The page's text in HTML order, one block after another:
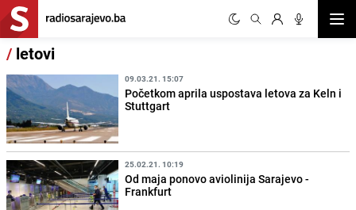
/ letovi
09.03.21. 15:07
Početkom aprila uspostava letova za Keln i
Stuttgart
25.02.21. 10:19
Od maja ponovo aviolinija Sarajevo -
Frankfurt